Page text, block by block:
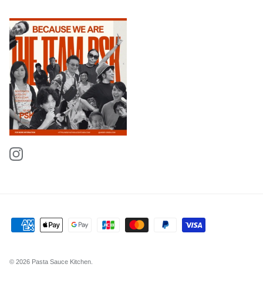
Instagram
© 2026 Pasta Sauce Kitchen